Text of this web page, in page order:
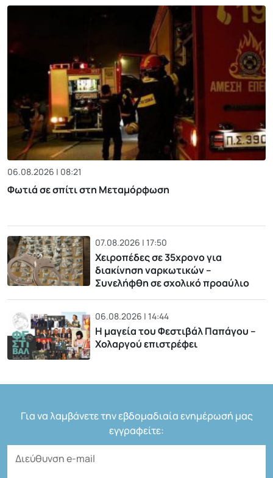
06.08.2026 | 08:21
Φωτιά σε σπίτι στη Μεταμόρφωση
07.08.2026 | 17:50
Χειροπέδες σε 35χρονο για
διακίνηση ναρκωτικών –
Συνελήφθη σε σχολικό προαύλιο
06.08.2026 | 14:44
Η μαγεία του Φεστιβάλ Παπάγου –
Χολαργού επιστρέφει
Για να λαμβάνετε την εβδομαδιαία ενημέρωσή μας
εγγραφείτε: